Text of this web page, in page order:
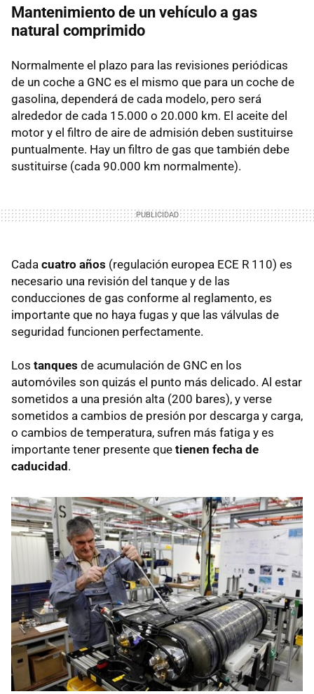
Mantenimiento de un vehículo a gas
natural comprimido
Normalmente el plazo para las revisiones periódicas
de un coche a GNC es el mismo que para un coche de
gasolina, dependerá de cada modelo, pero será
alrededor de cada 15.000 o 20.000 km. El aceite del
motor y el filtro de aire de admisión deben sustituirse
puntualmente. Hay un filtro de gas que también debe
sustituirse (cada 90.000 km normalmente).
Cada cuatro años (regulación europea ECE R 110) es
necesario una revisión del tanque y de las
conducciones de gas conforme al reglamento, es
importante que no haya fugas y que las válvulas de
seguridad funcionen perfectamente.
Los tanques de acumulación de GNC en los
automóviles son quizás el punto más delicado. Al estar
sometidos a una presión alta (200 bares), y verse
sometidos a cambios de presión por descarga y carga,
o cambios de temperatura, sufren más fatiga y es
importante tener presente que tienen fecha de
caducidad.